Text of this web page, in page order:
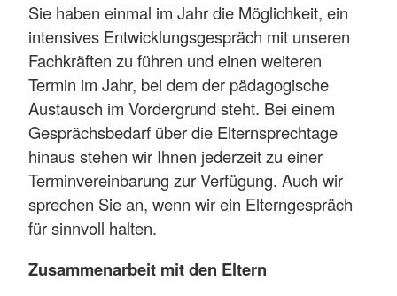
Sie haben einmal im Jahr die Möglichkeit, ein
intensives Entwicklungsgespräch mit unseren
Fachkräften zu führen und einen weiteren
Termin im Jahr, bei dem der pädagogische
Austausch im Vordergrund steht. Bei einem
Gesprächsbedarf über die Elternsprechtage
hinaus stehen wir Ihnen jederzeit zu einer
Terminvereinbarung zur Verfügung. Auch wir
sprechen Sie an, wenn wir ein Elterngespräch
für sinnvoll halten.
Zusammenarbeit mit den Eltern